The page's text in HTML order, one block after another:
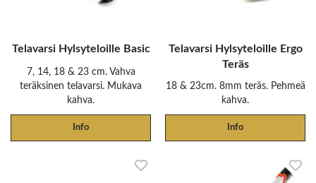
Telavarsi Hylsyteloille Basic
7, 14, 18 & 23 cm. Vahva
teräksinen telavarsi. Mukava
kahva.
Info
Telavarsi Hylsyteloille Ergo
Teräs
18 & 23cm. 8mm teräs. Pehmeä
kahva.
Info